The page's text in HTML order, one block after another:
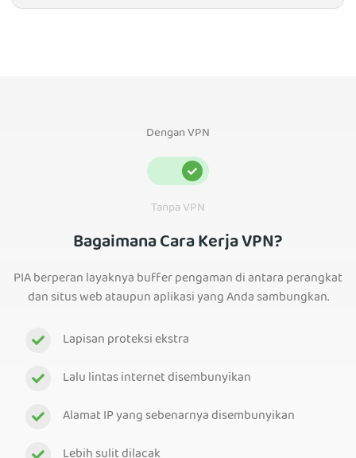
Bagaimana Cara Kerja VPN?
PIA berperan layaknya buffer pengaman di antara perangkat
dan situs web ataupun aplikasi yang Anda sambungkan.
Lapisan proteksi ekstra
Lalu lintas internet disembunyikan
Alamat IP yang sebenarnya disembunyikan
Tanpa VPN
Dengan VPN